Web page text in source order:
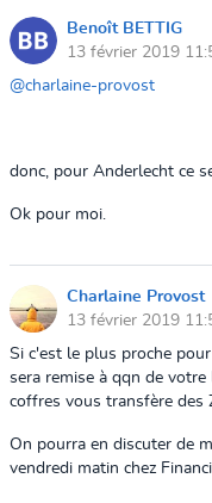
Benoît BETTIG
13 février 2019
@charlaine-provost
donc, pour Anderlecht ce
Ok pour moi.
Charlaine Provost
13 février 2019
Si c'est le plus proche
sera remise à qqn de
coffres vous transfère des
On pourra en discuter de
vendredi matin chez